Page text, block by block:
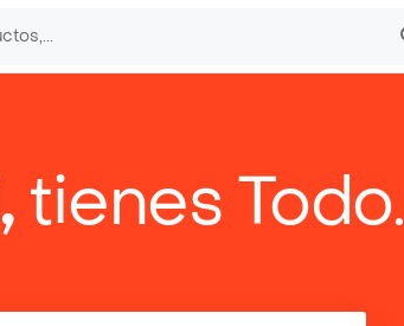
tienes Todo.